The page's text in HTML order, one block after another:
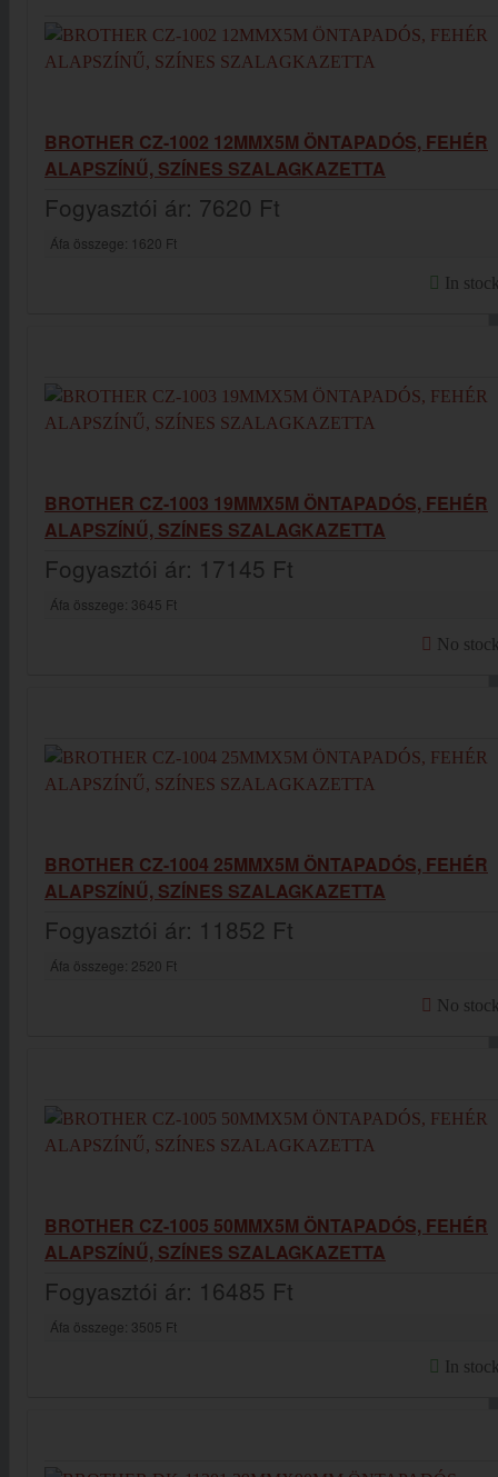
BROTHER CZ-1002 12MMX5M ÖNTAPADÓS, FEHÉR
ALAPSZÍNŰ, SZÍNES SZALAGKAZETTA
Fogyasztói ár: 7620 Ft
Áfa összege: 1620 Ft
In
BROTHER CZ-1003 19MMX5M ÖNTAPADÓS, FEHÉR
ALAPSZÍNŰ, SZÍNES SZALAGKAZETTA
Fogyasztói ár: 17145 Ft
Áfa összege: 3645 Ft
No
BROTHER CZ-1004 25MMX5M ÖNTAPADÓS, FEHÉR
ALAPSZÍNŰ, SZÍNES SZALAGKAZETTA
Fogyasztói ár: 11852 Ft
Áfa összege: 2520 Ft
No
BROTHER CZ-1005 50MMX5M ÖNTAPADÓS, FEHÉR
ALAPSZÍNŰ, SZÍNES SZALAGKAZETTA
Fogyasztói ár: 16485 Ft
Áfa összege: 3505 Ft
In